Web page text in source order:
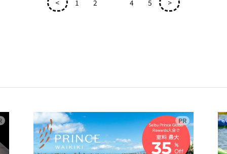
< 1 2 4 5 >
広告